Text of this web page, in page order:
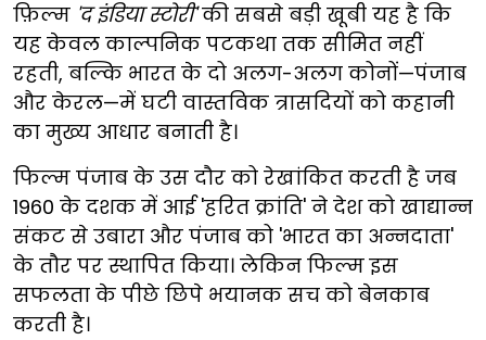
फ़िल्म 'द इंडिया स्टोरी'की सबसे बड़ी खूबी यह है कि
यह केवल काल्पनिक पटकथा तक सीमित नहीं
रहती, बल्कि भारत के दो अलग-अलग कोनों—पंजाब
और केरल—में घटी वास्तविक त्रासदियों को कहानी
का मुख्य आधार बनाती है।
फिल्म पंजाब के उस दौर को रेखांकित करती है जब
1960 के दशक में आई 'हरित क्रांति' ने देश को खाद्यान्न
संकट से उबारा और पंजाब को 'भारत का अन्नदाता'
के तौर पर स्थापित किया। लेकिन फिल्म इस
सफलता के पीछे छिपे भयानक सच को बेनकाब
करती है।